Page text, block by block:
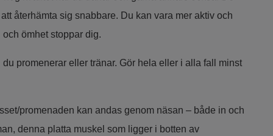
återhämta sig snabbare. Du kan vara mer aktiv och
ömhet stoppar dig.
promenerar eller tränar. Gör hela eller i alla fall minst
promenaden kan andas genom näsan – både in och
denna platta muskel som ligger i botten av